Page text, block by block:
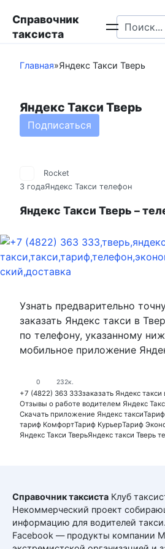
контенту
Справочник
таксиста
Search
for:
Главная»Яндекс Такси Тверь
Яндекс Такси Тверь
Подписаться
Rocket
3 годаЯндекс Такси телефон
Яндекс Такси Тверь –
Узнать предварительно
заказать Яндекс такси в
по телефону, указанному
мобильное приложение
0 232к.
+7 (4822) 363 333заказать Яндекс такси
Отзывы о работе водителем Яндекс
Скачать приложение Яндекс такси
тариф КомфортТариф КурьерТариф
Яндекс Такси ТверьЯндекс такси Тверь
Справочник таксиста Клуб
Некоммерческий проект
информацию для водителей
Facebook — продукты компании